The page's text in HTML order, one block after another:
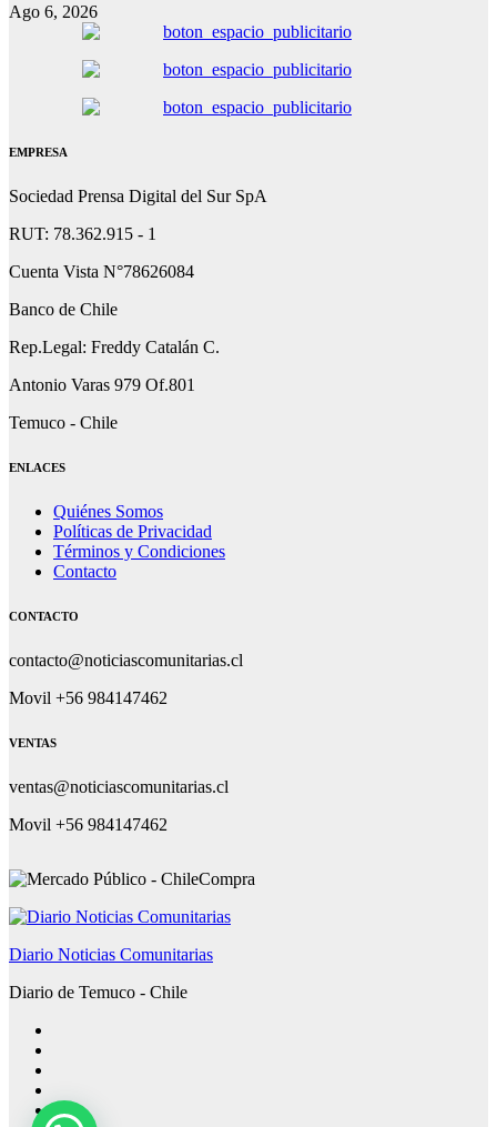
Ago 6, 2026
EMPRESA
Sociedad Prensa Digital del Sur SpA
RUT: 78.362.915 - 1
Cuenta Vista N°78626084
Banco de Chile
Rep.Legal: Freddy Catalán C.
Antonio Varas 979 Of.801
Temuco - Chile
ENLACES
Quiénes Somos
Políticas de Privacidad
Términos y Condiciones
Contacto
CONTACTO
contacto@noticiascomunitarias.cl
Movil +56 984147462
VENTAS
ventas@noticiascomunitarias.cl
Movil +56 984147462
Diario Noticias Comunitarias
Diario de Temuco - Chile